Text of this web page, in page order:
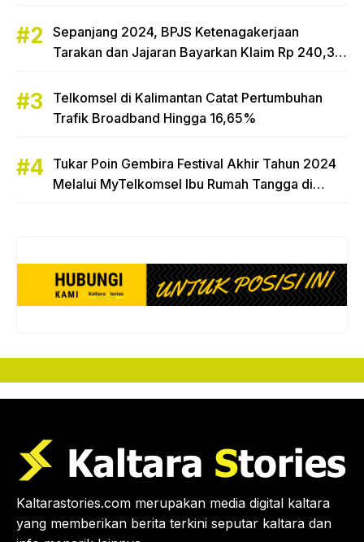
Sepanjang 2024, BPJS Ketenagakerjaan
Tarakan dan Jajaran Bayarkan Klaim Rp 240,3
Telkomsel di Kalimantan Catat Pertumbuhan
Trafik Broadband Hingga 16,65%
Tukar Poin Gembira Festival Akhir Tahun 2024
Melalui MyTelkomsel Ibu Rumah Tangga di
Kaltarastories.com merupakan media digital kaltara
yang memberikan berita terkini seputar kaltara dan